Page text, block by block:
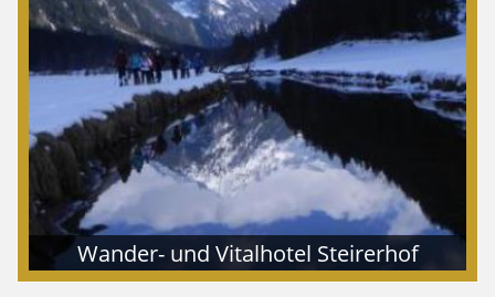
Wander- und Vitalhotel Steirerhof